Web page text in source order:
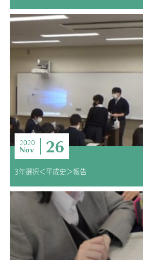
2020
Nov 26
3年選択＜平成史＞報告